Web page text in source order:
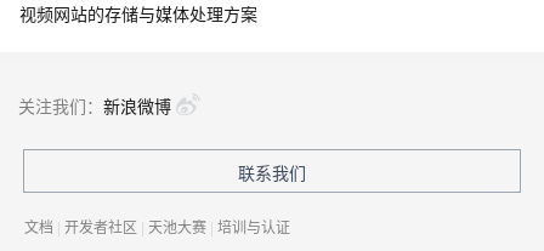
视频网站的存储与媒体处理方案
关注我们： 新浪微博
联系我们
文档 | 开发者社区 | 天池大赛 | 培训与认证